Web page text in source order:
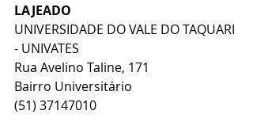
LAJEADO
UNIVERSIDADE DO VALE DO TAQUARI
- UNIVATES
Rua Avelino Taline, 171
Bairro Universitário
(51) 37147010